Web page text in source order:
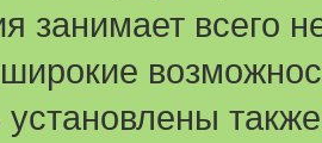
занимает всего
установлены